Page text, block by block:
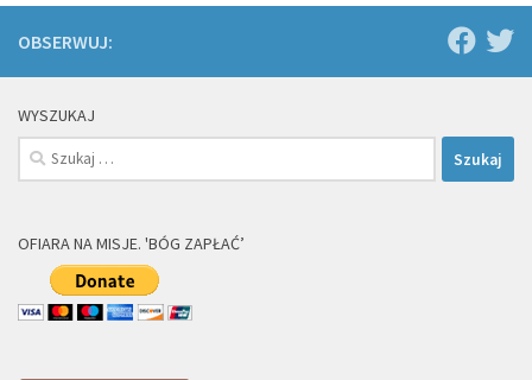
OBSERWUJ:
WYSZUKAJ
Szukaj:
OFIARA NA MISJE. 'BÓG ZAPŁAĆ’